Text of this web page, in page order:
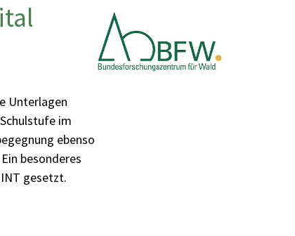
Unterlagen
im
ebenso
besonderes
gesetzt.